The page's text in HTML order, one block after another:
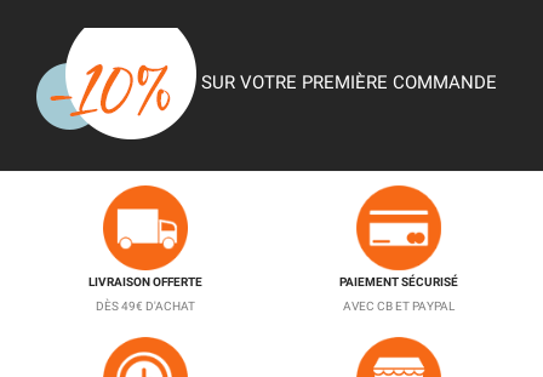
SUR VOTRE PREMIÈRE COMMANDE
LIVRAISON OFFERTE
DÈS 49€ D'ACHAT
PAIEMENT SÉCURISÉ
AVEC CB ET PAYPAL